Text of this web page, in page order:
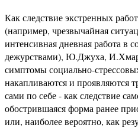
Как следствие экстренных
(например, чрезвычайная
интенсивная дневная работа в
дежурствами), Ю.Джуха,
симптомы социально-
накапливаются и проявляются
сами по себе - как следствие
обострившаяся форма ранее
или, наиболее вероятно, как